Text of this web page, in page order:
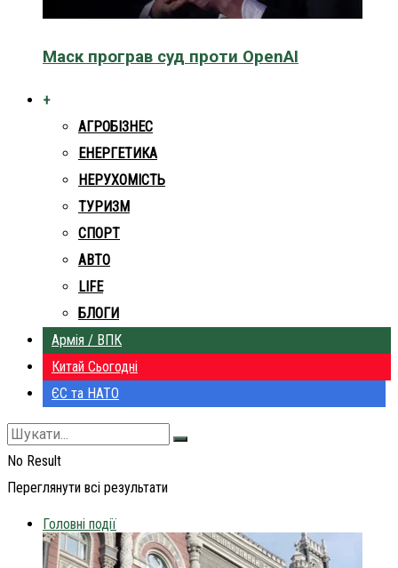
Маск програв суд проти OpenAI
+
АГРОБІЗНЕС
ЕНЕРГЕТИКА
НЕРУХОМІСТЬ
ТУРИЗМ
СПОРТ
АВТО
LIFE
БЛОГИ
Армія / ВПК
Китай Сьогодні
ЄС та НАТО
No Result
Переглянути всі результати
Головні події